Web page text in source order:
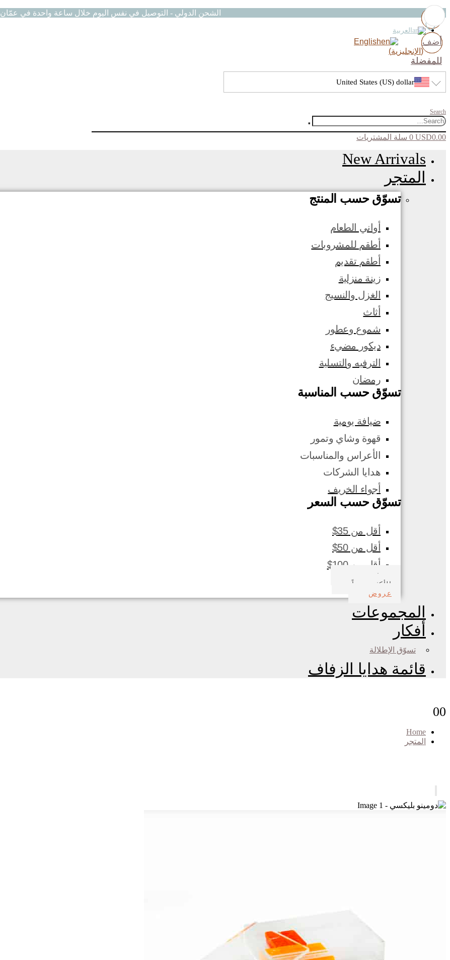
الشحن الدولي - التوصيل في نفس اليوم خلال ساعة واحدة في عمّان
العربية
English
( الإنجليزية)
United States (US) dollar
Search
USD0.00
0 سلة المشتريات
New Arrivals
المتجر
تسوّق حسب المنتج
أواني الطعام
أطقم للمشروبات
أطقم تقديم
زينة منزلية
الغزل والنسيج
أثاث
شموع وعطور
ديكور مضيء
الترفيه والتسلية
رمضان
تسوّق حسب المناسبة
ضيافة يومية
قهوة وشاي وتمور
الأعراس والمناسبات
هدايا الشركات
أجواء الخريف
تسوّق حسب السعر
أقل من 35$
أقل من 50$
أقل من 100$
صدف بحري
الأكثر مبيعاً
عروض
المجموعات
أفكار
تسوّق الإطلالة
قائمة هدايا الزفاف
00
Home
المتجر
أضف
للمفضلة
أضف
للمفضلة
أضف
للمفضلة
أضف
للمفضلة